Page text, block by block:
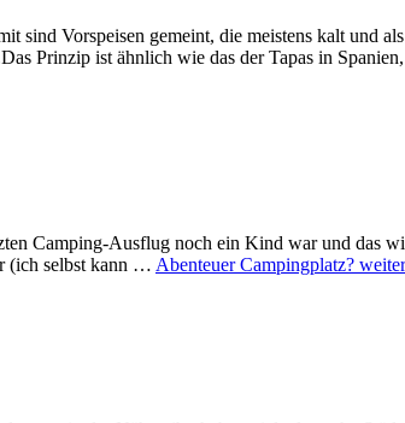
sind Vorspeisen gemeint, die meistens kalt und
Prinzip ist ähnlich wie das der Tapas in
Camping-Ausflug noch ein Kind war und das
(ich selbst kann … Abenteuer Campingplatz?